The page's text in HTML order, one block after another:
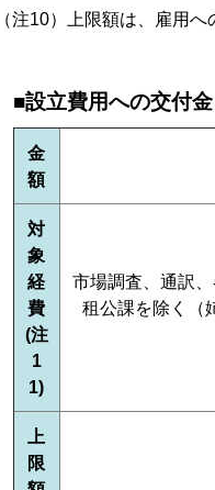
（注10）上限額は、雇用
■設立費用への交付金
金
額
対
象
経
費
(注
1
1)
市場調査、通訳
租公課を除く（
上
限